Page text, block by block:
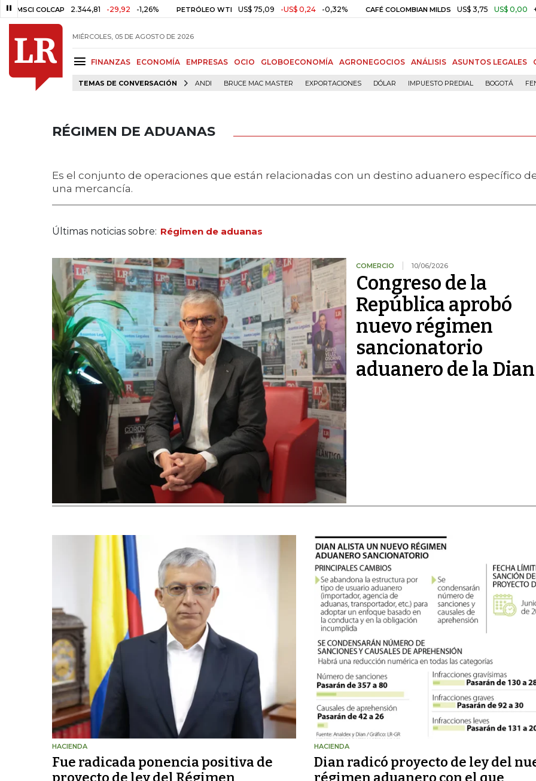
2.344,81 -29,92 -1,26% PETRÓLEO WTI US$ 75,09 -US$ 0,24 -0,32% CAFÉ COLOMBIAN MILDS US$ 3,75 US$ 0,00 +0,01%
MIÉRCOLES, 05 DE AGOSTO DE 2026
FINANZAS ECONOMÍA EMPRESAS OCIO GLOBOECONOMÍA AGRONEGOCIOS ANÁLISIS ASUNTOS LEGALES
TEMAS DE CONVERSACIÓN ANDI BRUCE MAC MASTER EXPORTACIONES DÓLAR IMPUESTO PREDIAL BOGOTÁ
RÉGIMEN DE ADUANAS
Es el conjunto de operaciones que están relacionadas con un destino aduanero específico
una mercancía.
Últimas noticias sobre: Régimen de aduanas
COMERCIO 10/06/2026
Congreso de la
República aprobó
nuevo régimen
sancionatorio
aduanero de la Dian
HACIENDA
Fue radicada ponencia positiva de
proyecto de ley del Régimen
HACIENDA
Dian radicó proyecto de ley del
régimen aduanero con el que